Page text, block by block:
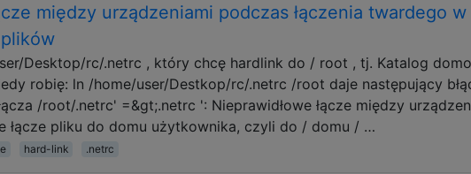
między urządzeniami podczas łączenia twardego
Desktop/rc/.netrc , który chcę hardlink do / root , tj. Katalog
robię: ln /home/user/Destkop/rc/.netrc /root daje następujący
/root/.netrc' =&gt;.netrc ': Nieprawidłowe łącze między
łącze pliku do domu użytkownika, czyli do / domu / …
hard-link .netrc